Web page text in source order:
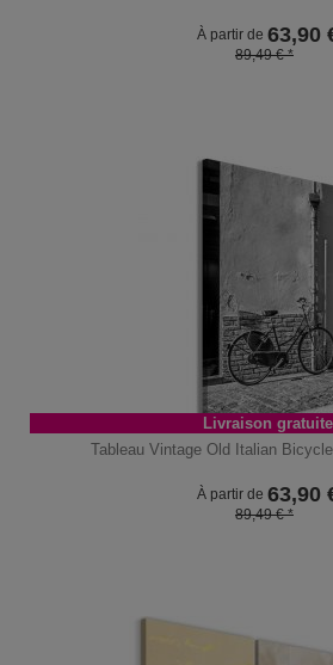
À partir de 63,90
89,49 € *
Livraison gratuite
Tableau Vintage Old Italian
À partir de 63,90
89,49 € *